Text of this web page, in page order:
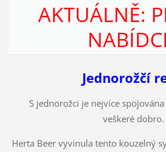
AKTUÁLNĚ:
Jednorožčí
S jednorožci je nejvíce
veškeré dobro.
Herta Beer vyvinula tento kouzelný